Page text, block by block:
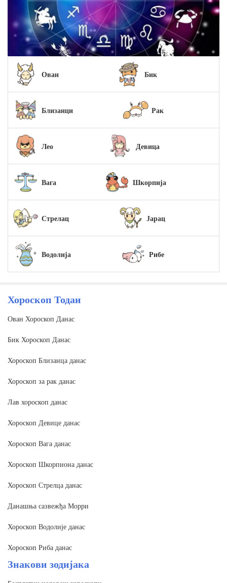
Ован Бик
Близанци Рак
Лео Девица
Вага Шкорпија
Стрелац Јарац
Водолија Рибе
Хороскоп Тодаи
Ован Хороскоп Данас
Бик Хороскоп Данас
Хороскоп Близанца данас
Хороскоп за рак данас
Лав хороскоп данас
Хороскоп Девице данас
Хороскоп Вага данас
Хороскоп Шкорпиона данас
Хороскоп Стрелца данас
Данашња сазвежђа Морри
Хороскоп Водолије данас
Хороскоп Риба данас
Знакови зодијака